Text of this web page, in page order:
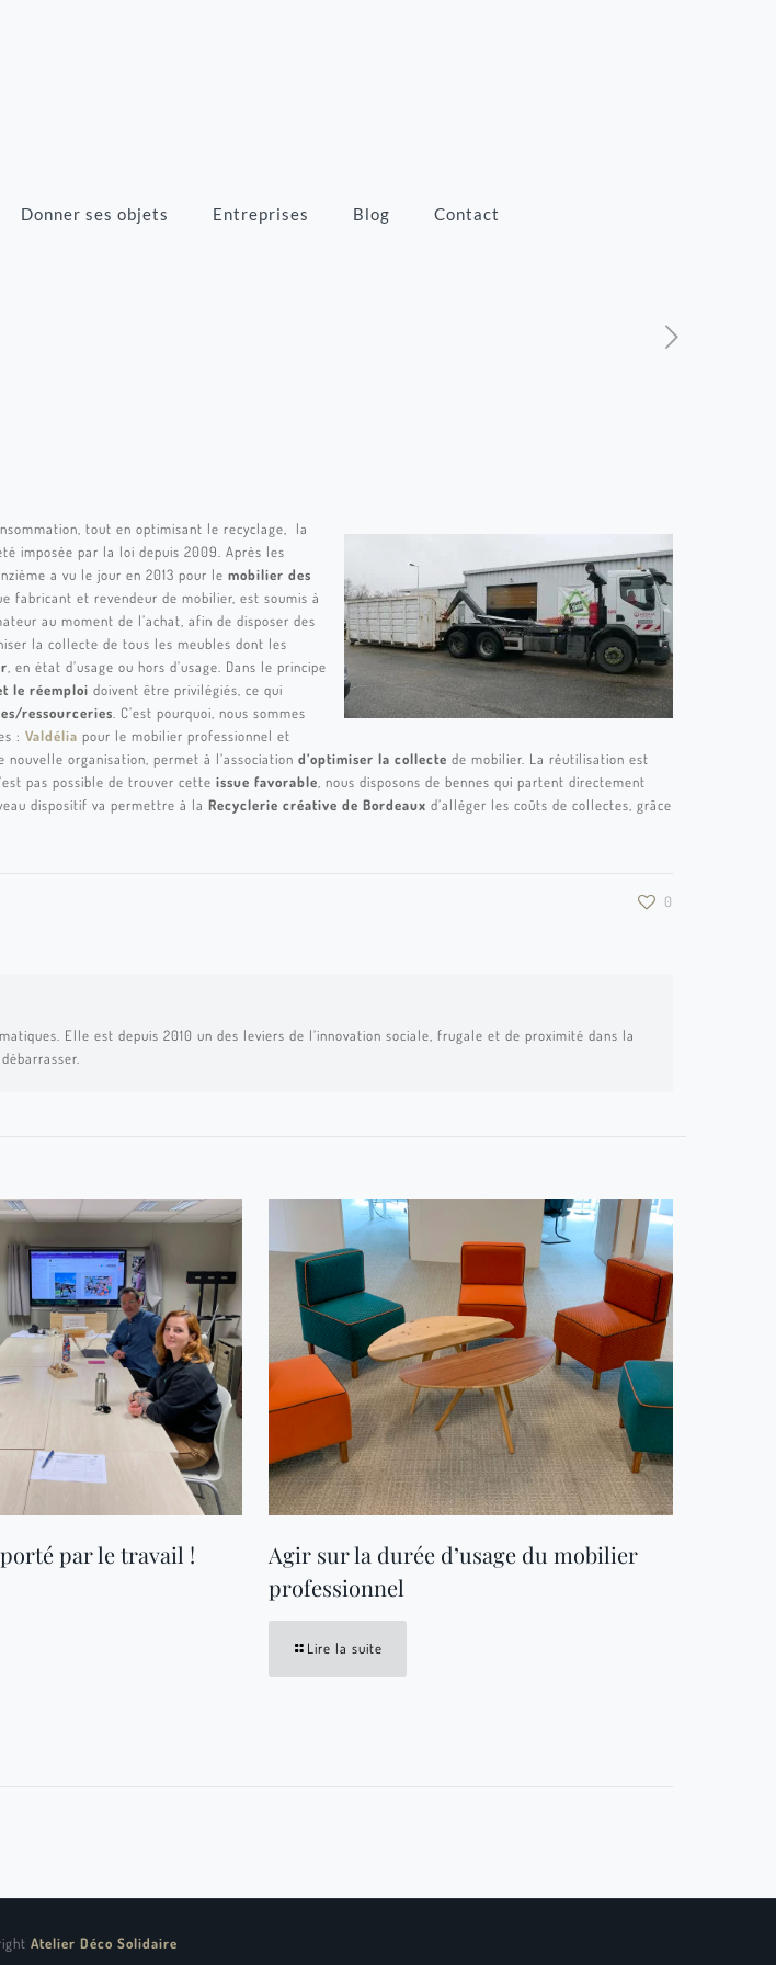
Donner ses objets Entreprises Blog Contact
tout en optimisant le recyclage, la
été imposée par la loi depuis 2009. Après les
a vu le jour en 2013 pour le mobilier des
fabricant et revendeur de mobilier, est soumis à
au moment de l’achat, afin de disposer des
la collecte de tous les meubles dont les
, en état d’usage ou hors d’usage. Dans le principe
le réemploi doivent être privilégiés, ce qui
ressourceries . C’est pourquoi, nous sommes
: Valdélia pour le mobilier professionnel et
organisation, permet à l’association d’optimiser la collecte de mobilier. La réutilisation est
pas possible de trouver cette issue favorable , nous disposons de bennes qui partent directement
dispositif va permettre à la Recyclerie créative de Bordeaux d’alléger les coûts de collectes, grâce
0
Elle est depuis 2010 un des leviers de l’innovation sociale, frugale et de proximité dans la
par le travail !
Agir sur la durée d’usage du mobilier
professionnel
Lire la suite
Atelier Déco Solidaire